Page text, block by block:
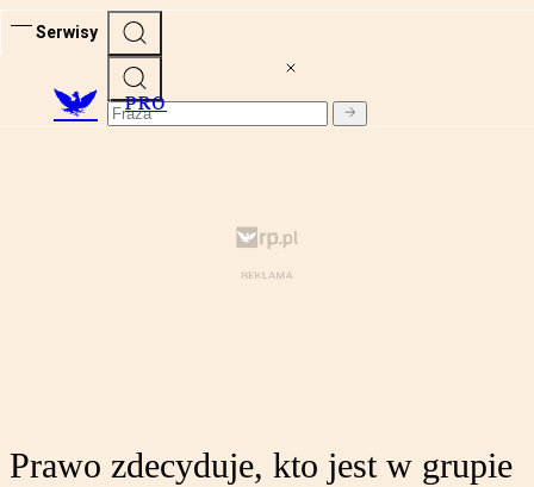
Serwisy
PRO
Prawo zdecyduje, kto jest w grupie